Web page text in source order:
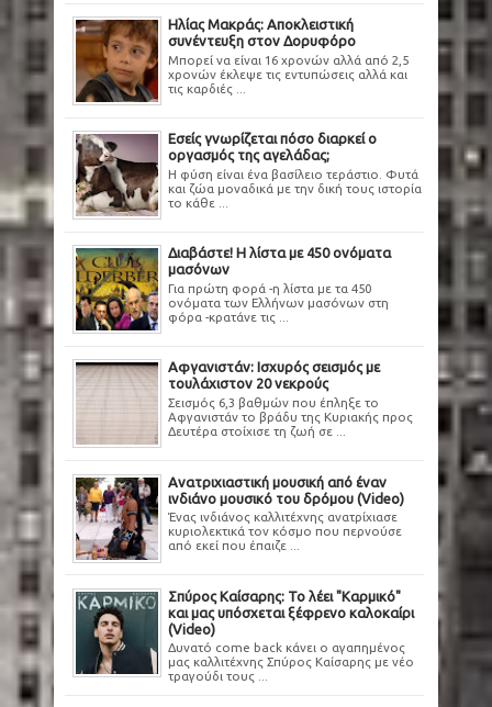
Ηλίας Μακράς: Αποκλειστική
συνέντευξη στον Δορυφόρο
Μπορεί να είναι 16 χρονών αλλά από 2,5
χρονών έκλεψε τις εντυπώσεις αλλά και
τις καρδιές ...
Εσείς γνωρίζεται πόσο διαρκεί ο
οργασμός της αγελάδας;
Η φύση είναι ένα βασίλειο τεράστιο. Φυτά
και ζώα μοναδικά με την δική τους ιστορία
το κάθε ...
Διαβάστε! Η λίστα με 450 ονόματα
μασόνων
Για πρώτη φορά -η λίστα με τα 450
ονόματα των Ελλήνων μασόνων στη
φόρα -κρατάνε τις ...
Αφγανιστάν: Ισχυρός σεισμός με
τουλάχιστον 20 νεκρούς
Σεισμός 6,3 βαθμών που έπληξε το
Αφγανιστάν το βράδυ της Κυριακής προς
Δευτέρα στοίχισε τη ζωή σε ...
Ανατριχιαστική μουσική από έναν
ινδιάνο μουσικό του δρόμου (Video)
Ένας ινδιάνος καλλιτέχνης ανατρίχιασε
κυριολεκτικά τον κόσμο που περνούσε
από εκεί που έπαιζε ...
Σπύρος Καίσαρης: Το λέει "Καρμικό"
και μας υπόσχεται ξέφρενο καλοκαίρι
(Video)
Δυνατό come back κάνει ο αγαπημένος
μας καλλιτέχνης Σπύρος Καίσαρης με νέο
τραγούδι τους ...